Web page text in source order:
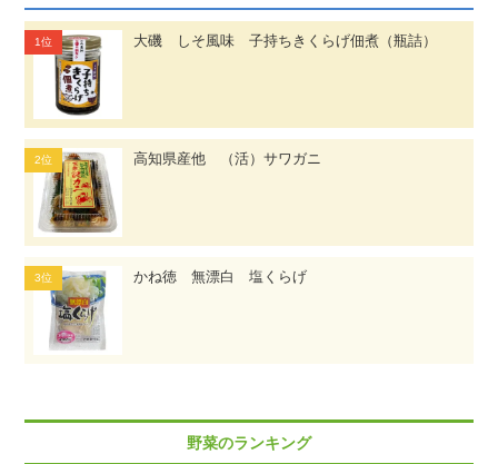
大磯 しそ風味 子持ちきくらげ佃煮（瓶詰）
高知県産他 （活）サワガニ
かね徳 無漂白 塩くらげ
野菜のランキング